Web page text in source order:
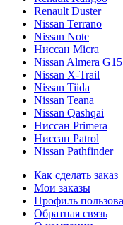
Renault Duster
Nissan Terrano
Nissan Note
Ниссан Micra
Nissan Almera G15
Nissan X-Trail
Nissan Tiida
Nissan Teana
Nissan Qashqai
Ниссан Primera
Ниссан Patrol
Nissan Pathfinder
Как сделать заказ
Мои заказы
Профиль
Обратная связь